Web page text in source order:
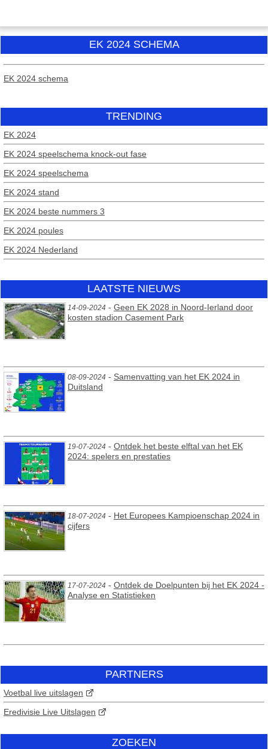
EK 2024 SCHEMA
EK 2024 schema
TRENDING
EK 2024
EK 2024 speelschema knock-out fase
EK 2024 speelschema
EK 2024 stand
EK 2024 beste nummers 3
EK 2024 poules
EK 2024 Nederland
LAATSTE NIEUWS
14-09-2024 - Geen EK 2028 in Noord-Ierland door
kosten stadion Casement Park
08-09-2024 - Samenvatting van het EK 2024 in
Duitsland
19-07-2024 - Ontdek het beste elftal van het EK
2024: spelers en prestaties
18-07-2024 - Het Europees Kampioenschap 2024 in
cijfers
17-07-2024 - Ontdek de Doelpunten bij het EK 2024 -
Analyse en Statistieken
PARTNERS
Voetbal live uitslagen
Eredivisie Live Uitslagen
ZOEKEN